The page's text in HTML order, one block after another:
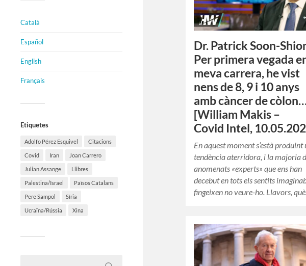
Català
Español
English
Français
Etiquetes
Adolfo Pérez Esquivel Citacions
Covid Iran Joan Carrero
Julian Assange Llibres
Palestina/Israel Països Catalans
Pere Sampol Síria
Ucraïna/Rússia Xina
Dr. Patrick Soon-
Per primera vegada
meva carrera, he vist
nens de 8, 9 i 10 anys
amb càncer de
[William Makis –
Covid Intel,
En aquest moment s’està produint
tendència aterridora, i la majoria
anomenats «experts» que ens han
decebut en tots els sentits
fingeixen no veure-ho. Llavors,